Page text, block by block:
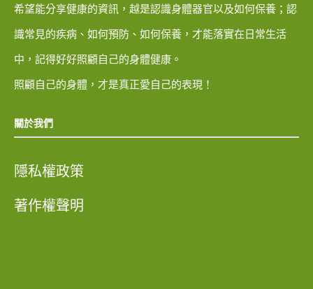
希望能分享健康的資訊，越是認識身體器官以及如何保養；認
識常見的疾病、如何預防、如何保養，才能落實在日常生活
中，記得好好照顧自己的身體健康。
照顧自己的身體，才是真正愛自己的表現！
關於我們
隱私權政策
著作權聲明